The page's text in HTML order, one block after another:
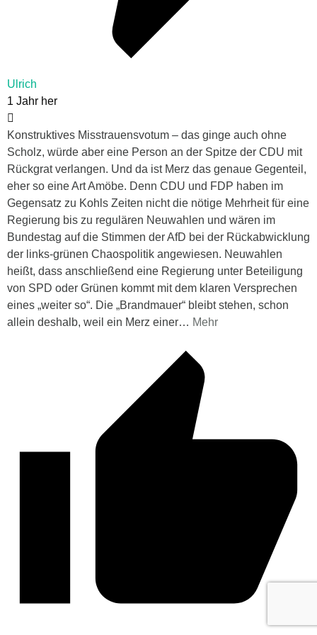
Ulrich
1 Jahr her
Konstruktives Misstrauensvotum – das ginge auch ohne
Scholz, würde aber eine Person an der Spitze der CDU mit
Rückgrat verlangen. Und da ist Merz das genaue Gegenteil,
eher so eine Art Amöbe. Denn CDU und FDP haben im
Gegensatz zu Kohls Zeiten nicht die nötige Mehrheit für eine
Regierung bis zu regulären Neuwahlen und wären im
Bundestag auf die Stimmen der AfD bei der Rückabwicklung
der links-grünen Chaospolitik angewiesen. Neuwahlen
heißt, dass anschließend eine Regierung unter Beteiligung
von SPD oder Grünen kommt mit dem klaren Versprechen
eines „weiter so“. Die „Brandmauer“ bleibt stehen, schon
allein deshalb, weil ein Merz einer… Mehr